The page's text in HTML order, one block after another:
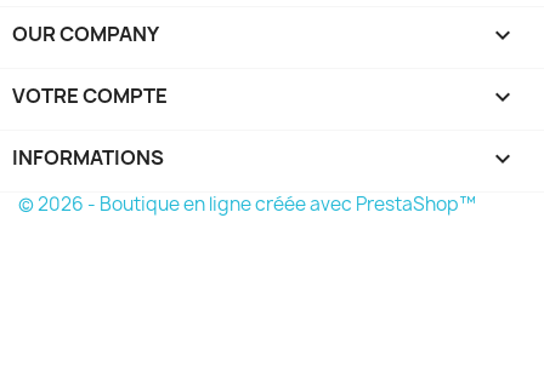
OUR COMPANY 
VOTRE COMPTE 
INFORMATIONS keyboard_arrow_down
© 2026 - Boutique en ligne créée avec PrestaShop™